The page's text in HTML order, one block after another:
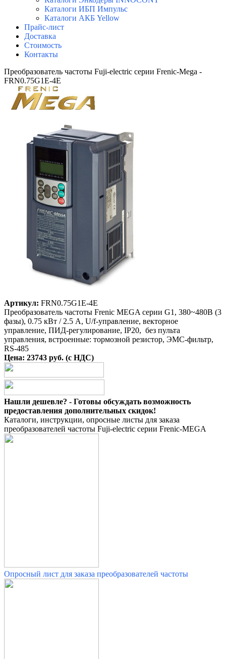
Каталоги ИБП Импульс
Каталоги АКБ Yellow
Прайс-лист
Доставка
Стоимость
Контакты
Преобразователь частоты Fuji-electric серии Frenic-Mega -
FRN0.75G1E-4E
Артикул: FRN0.75G1E-4E
Преобразователь частоты Frenic MEGA серии G1, 380~480B (3
фазы), 0.75 кВт / 2.5 A, U/f-управление, векторное
управление, ПИД-регулирование, IP20, без пульта
управления, встроенные: тормозной резистор, ЭМС-фильтр,
RS-485
Цена: 23743 руб. (с НДС)
Нашли дешевле? - Готовы обсуждать возможность
предоставления дополнительных скидок!
Каталоги, инструкции, опросные листы для заказа
преобразователей частоты Fuji-electric серии Frenic-MEGA
Опросный лист для заказа преобразователей частоты